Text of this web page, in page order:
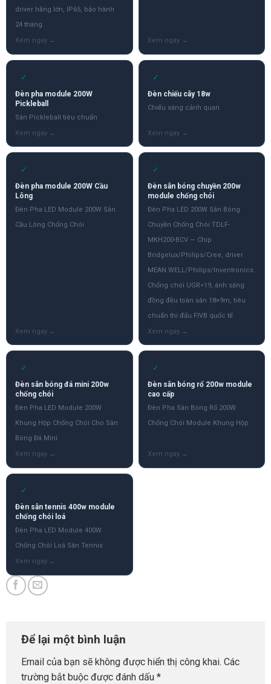
driver hãng lớn, IP65, bảo hành
24 tháng.
✓
Đèn pha module 200W
Pickleball
Sân Pickleball tiêu chuẩn
✓
Đèn chiếu cây 18w
Chiếu sáng cảnh quan
✓
Đèn pha module 200W Cầu
Lông
Đèn Pha LED Module 200W Sân
Cầu Lông Chống Chói
✓
Đèn sân bóng chuyền 200w
module chống chói
Đèn Pha LED 200W Sân Bóng
Chuyền Chống Chói TDLF-
MKH200-BCV — Chip
Bridgelux/Philips/Cree, driver
MEAN WELL/Philips/Inventronics.
Chống chói UGR<19, ánh sáng
đồng đều toàn sân 18×9m, tiêu
chuẩn thi đấu FIVB quốc tế
✓
Đèn sân bóng đá mini 200w
chống chói
Đèn Pha LED Module 200W
Khung Hộp Chống Chói Cho Sân
Bóng Đá Mini
✓
Đèn sân bóng rổ 200w module
cao cấp
Đèn Pha Sân Bóng Rổ 200W
Chống Chói Module Khung Hộp
✓
Đèn sân tennis 400w module
chống chói loá
Đèn Pha LED Module 400W
Chống Chói Loá Sân Tennis
Để lại một bình luận
Email của bạn sẽ không được hiển thị công khai. Các
trường bắt buộc được đánh dấu *